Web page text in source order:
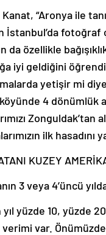
“Aronya ile
İstanbul’da fotoğraf
da özellikle
iyi geldiğini
yetişir mi
4 dönümlük
ilk hasadını
KUZEY
3 veya 4’üncü
yıl yüzde 10, yüzde
var.